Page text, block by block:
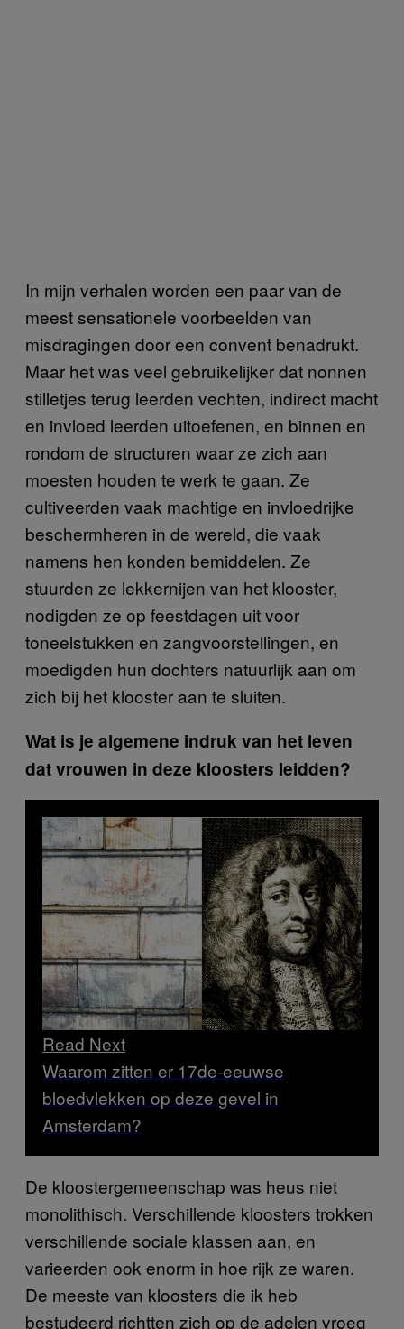
In mijn verhalen worden een paar van de
meest sensationele voorbeelden van
misdragingen door een convent benadrukt.
Maar het was veel gebruikelijker dat nonnen
stilletjes terug leerden vechten, indirect macht
en invloed leerden uitoefenen, en binnen en
rondom de structuren waar ze zich aan
moesten houden te werk te gaan. Ze
cultiveerden vaak machtige en invloedrijke
beschermheren in de wereld, die vaak
namens hen konden bemiddelen. Ze
stuurden ze lekkernijen van het klooster,
nodigden ze op feestdagen uit voor
toneelstukken en zangvoorstellingen, en
moedigden hun dochters natuurlijk aan om
zich bij het klooster aan te sluiten.
Wat is je algemene indruk van het leven
dat vrouwen in deze kloosters leidden?
Read Next
Waarom zitten er 17de-eeuwse
bloedvlekken op deze gevel in
Amsterdam?
De kloostergemeenschap was heus niet
monolithisch. Verschillende kloosters trokken
verschillende sociale klassen aan, en
varieerden ook enorm in hoe rijk ze waren.
De meeste van kloosters die ik heb
bestudeerd richtten zich op de adelen vroeg